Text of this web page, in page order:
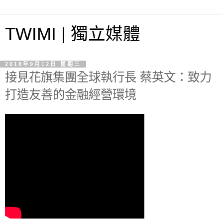
TWIMI | 獨立媒體
2018年9月12日 星期三
接見花旗集團全球執行長 蔡英文：致力
打造友善的金融經營環境